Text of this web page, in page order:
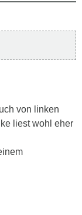
von linken
liest wohl eher